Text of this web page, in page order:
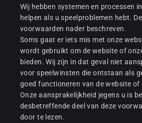
Wij hebben systemen en processen
helpen als u speelproblemen hebt.
voorwaarden nader beschreven.
Soms gaat er iets mis met onze
wordt gebruikt om de website of
bieden. Wij zijn in dat geval niet
voor speelwinsten die ontstaan als
goed functioneren van de website
Onze aansprakelijkheid jegens u is
desbetreffende deel van deze
door te lezen.